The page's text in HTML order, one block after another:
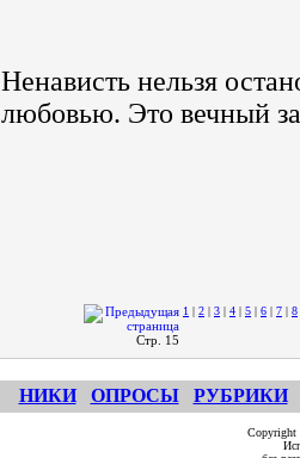
Ненависть нельзя
любовью. Это вечный
Стр. 15
1 | 2 | 3 | 4 | 5 | 6 | 7 | 8
НИКИ ОПРОСЫ РУБРИКИ